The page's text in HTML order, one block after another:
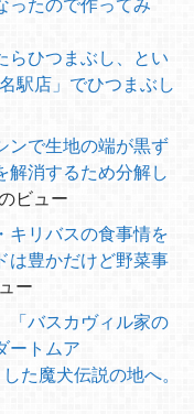
らひつまぶし、とい
駅店」でひつまぶし
ンで生地の端が黒ず
解消するため分解し
ビュー
キリバスの食事情を
豊かだけど野菜事
ー
「バスカヴィル家の
ートムア
た魔犬伝説の地へ。